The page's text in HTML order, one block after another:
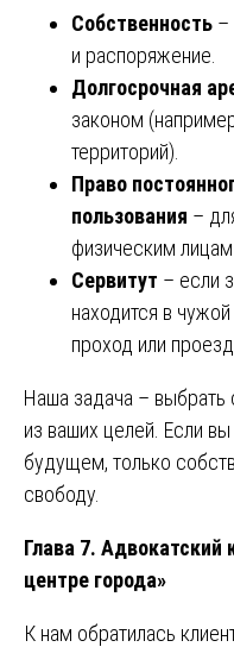
Собственность –
и распоряжение.
Долгосрочная
законом
территорий).
Право
пользования –
физическим
Сервитут – если
находится в
проход или проезд.
Наша задача – выбрать
из ваших целей. Если
будущем, только
свободу.
Глава 7.
центре города»
К нам обратилась